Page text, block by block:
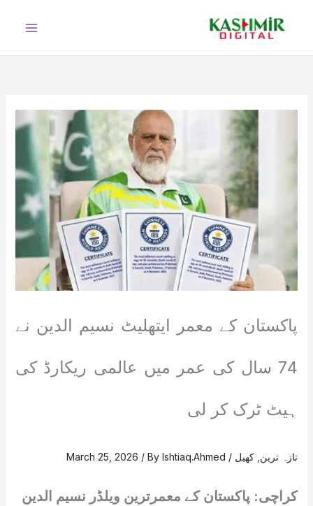
پاکستان کے معمر ایتھلیٹ نسیم الدین نے
74 سال کی عمر میں عالمی ریکارڈ کی
ہیٹ ٹرک کر لی
تازہ ترین کھیل /
March 25, 2026 / ByIshtiaq.Ahmed
کراچی: پاکستان کے معمرترین ویلڈر نسیم الدین